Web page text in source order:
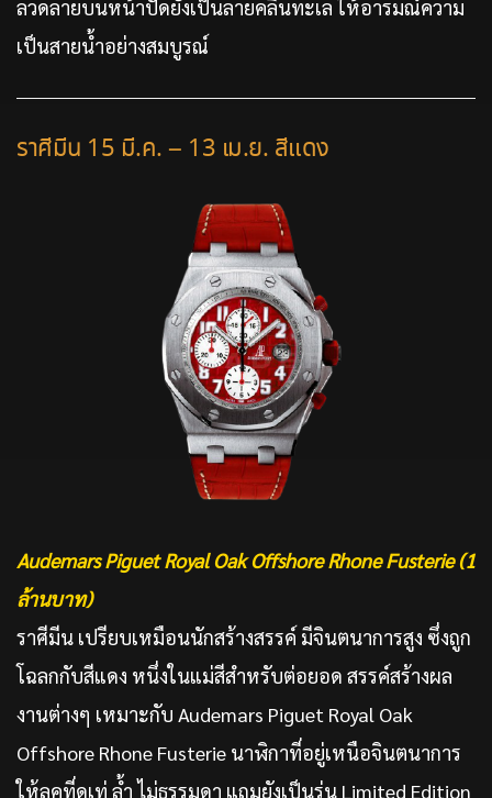
ลวดลายบนหน้าปัดยังเป็นลายคลื่นทะเล ให้อารมณ์ความ
เป็นสายน้ำอย่างสมบูรณ์
ราศีมีน 15 มี.ค. – 13 เม.ย. สีแดง
Audemars Piguet Royal Oak Offshore Rhone Fusterie (1
ล้านบาท)
ราศีมีน เปรียบเหมือนนักสร้างสรรค์ มีจินตนาการสูง ซึ่งถูก
โฉลกกับสีแดง หนึ่งในแม่สีสำหรับต่อยอด สรรค์สร้างผล
งานต่างๆ เหมาะกับ Audemars Piguet Royal Oak
Offshore Rhone Fusterie นาฬิกาที่อยู่เหนือจินตนาการ
ให้ลุคที่ดูเท่ ล้ำ ไม่ธรรมดา แถมยังเป็นรุ่น Limited Edition